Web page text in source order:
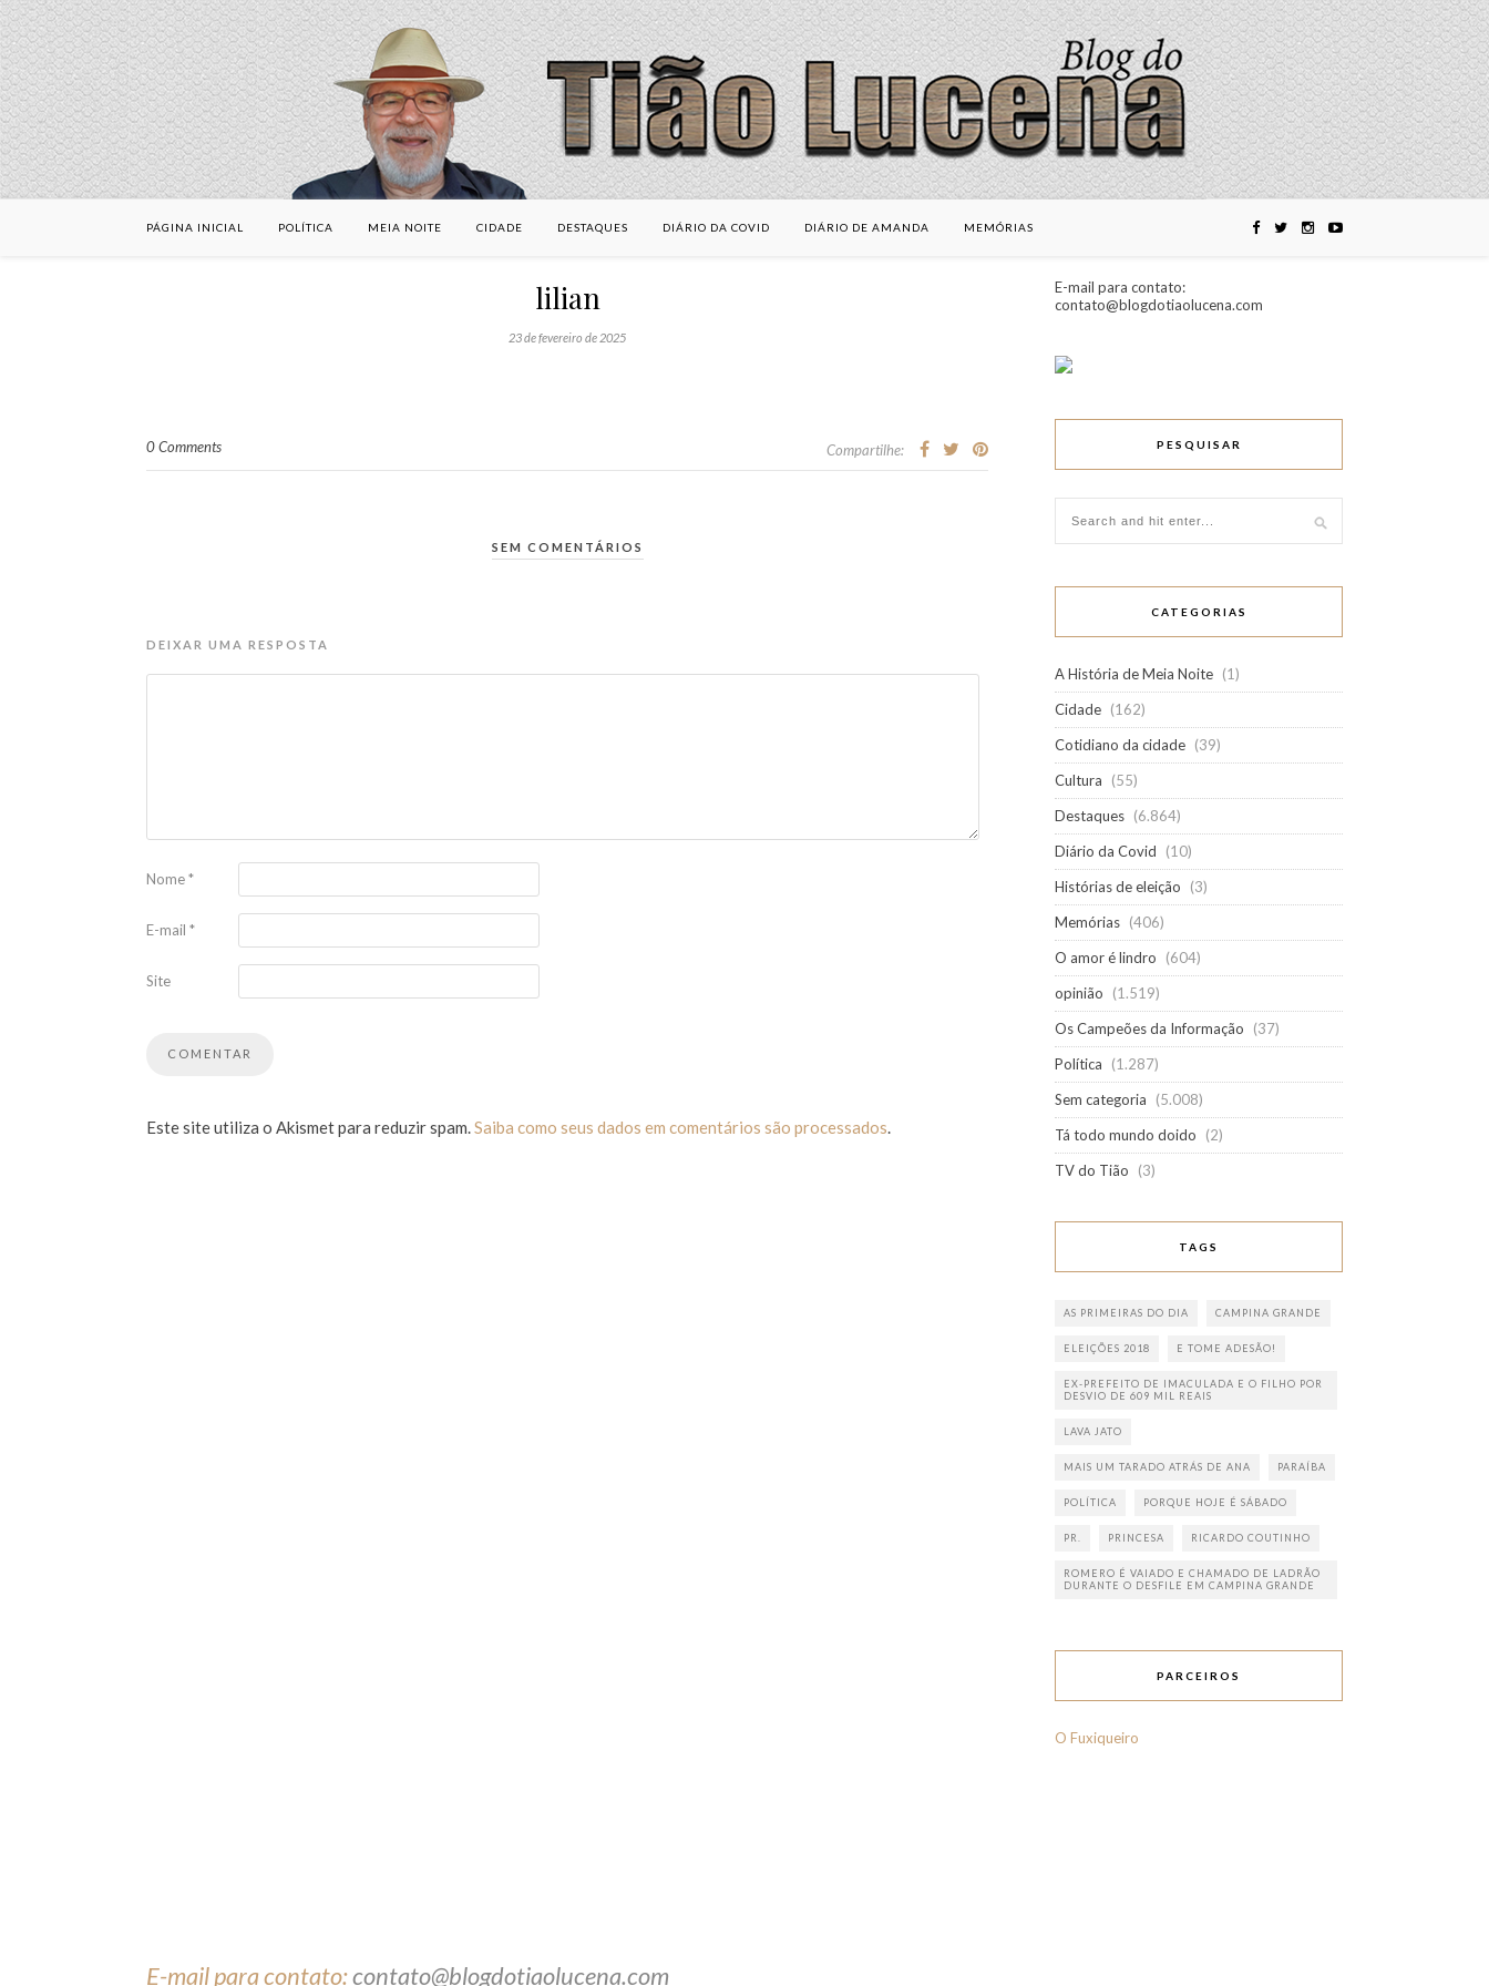
PÁGINA INICIAL POLÍTICA MEIA NOITE CIDADE DESTAQUES DIÁRIO DA COVID DIÁRIO DE AMANDA MEMÓRIAS
lilian
23 de fevereiro de 2025
0 Comments Compartilhe:
SEM COMENTÁRIOS
DEIXAR UMA RESPOSTA
Nome*
E-mail *
Site
Este site utiliza o Akismet para reduzir spam.Saiba como seus dados em comentários são processados.
E-mail para contato:
contato@blogdotiaolucena.com
PESQUISAR
CATEGORIAS
A História de Meia Noite (1)
Cidade (162)
Cotidiano da cidade (39)
Cultura
(55)
Destaques (6.864)
Diário da Covid
(10)
Histórias de eleição
(3)
Memórias (406)
O amor é lindro
(604)
opinião
(1.519)
Os Campeões da Informação
(37)
Política
(1.287)
Sem categoria
(5.008)
Tá todo mundo doido
(2)
TV do Tião
(3)
TAGS
AS PRIMEIRAS DO DIA CAMPINA GRANDE
ELEIÇÕES 2018 E TOME ADESÃO!
EX-PREFEITO DE IMACULADA E O FILHO POR
DESVIO DE 609 MIL REAIS
LAVA JATO
MAIS UM TARADO ATRÁS DE ANA PARAÍBA
POLÍTICA PORQUE HOJE É SÁBADO
PR. PRINCESA RICARDO COUTINHO
ROMERO É VAIADO E CHAMADO DE LADRÃO
DURANTE O DESFILE EM CAMPINA GRANDE
PARCEIROS
O Fuxiqueiro
E-mail para contato:contato@blogdotiaolucena.com